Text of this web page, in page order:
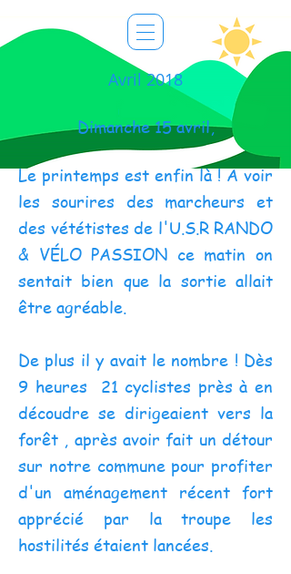
Avril 2018
Dimanche 15 avril,
Le printemps est enfin là ! A voir
les sourires des marcheurs et
des vététistes de l'U.S.R RANDO
& VÉLO PASSION ce matin on
sentait bien que la sortie allait
être agréable.
De plus il y avait le nombre ! Dès
9 heures 21 cyclistes près à en
découdre se dirigeaient vers la
forêt , après avoir fait un détour
sur notre commune pour profiter
d'un aménagement récent fort
apprécié par la troupe les
hostilités étaient lancées.